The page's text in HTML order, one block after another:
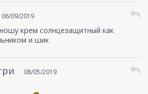
06/09/2019
крем солнцезащитный как
и шик
08/05/2019